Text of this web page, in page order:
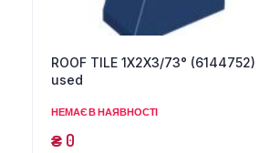
ROOF TILE 1X2X3/73° (6144752)
used
НЕМАЄ В НАЯВНОСТІ
₴0